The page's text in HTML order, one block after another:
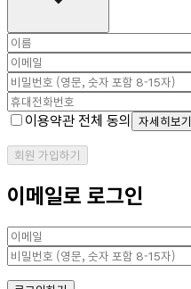
이용약관 전체 동의 자세히보기
회원 가입하기
이메일로 로그인